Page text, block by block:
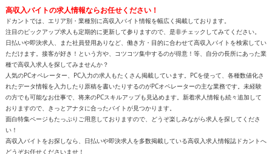
高収入バイトの求人情報ならお任せください！
ドカントでは、エリア別・業種別に高収入バイト情報を幅広く掲載しております。
注目のピックアップ求人も定期的に更新して参りますので、是非チェックしてみてください。
日払いや即決求人、また社員登用ありなど、働き方・目的に合わせて高収入バイトを検索してい
ただけます。接客が好き！という方や、コツコツ集中するのが得意！等、自分の長所にあった業
種で高収入求人を探してみませんか？
人気のPCオペレーター、PC入力の求人もたくさん掲載しています。PCを使って、各種数値化さ
れたデータ情報を入力したり原稿を書いたりするのがPCオペレーターの主な業務です。未経験
の方でも可能なお仕事で、将来のPCスキルアップも見込めます。新着求人情報も続々追加して
おりますので、きっとアナタに合ったバイトが見つかります。
面白特集ページもたっぷりご用意しておりますので、どうぞ楽しみながら求人を探してくださ
い！
高収入バイトをお探しなら、日払いや即決求人を多数掲載している高収入求人情報誌ドカントへ
どうぞお任せくださいませ！